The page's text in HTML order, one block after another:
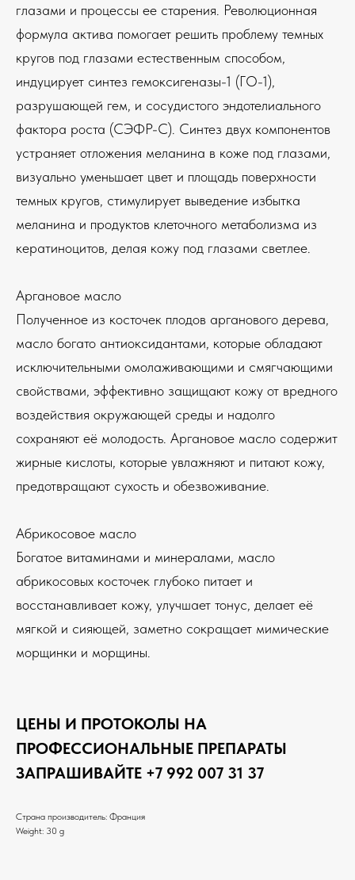
глазами и процессы ее старения. Революционная
формула актива помогает решить проблему темных
кругов под глазами естественным способом,
индуцирует синтез гемоксигеназы-1 (ГО-1),
разрушающей гем, и сосудистого эндотелиального
фактора роста (СЭФР-С). Синтез двух компонентов
устраняет отложения меланина в коже под глазами,
визуально уменьшает цвет и площадь поверхности
темных кругов, стимулирует выведение избытка
меланина и продуктов клеточного метаболизма из
кератиноцитов, делая кожу под глазами светлее.
Аргановое масло
Полученное из косточек плодов арганового дерева,
масло богато антиоксидантами, которые обладают
исключительными омолаживающими и смягчающими
свойствами, эффективно защищают кожу от вредного
воздействия окружающей среды и надолго
сохраняют её молодость. Аргановое масло содержит
жирные кислоты, которые увлажняют и питают кожу,
предотвращают сухость и обезвоживание.
Абрикосовое масло
Богатое витаминами и минералами, масло
абрикосовых косточек глубоко питает и
восстанавливает кожу, улучшает тонус, делает её
мягкой и сияющей, заметно сокращает мимические
морщинки и морщины.
ЦЕНЫ И ПРОТОКОЛЫ НА
ПРОФЕССИОНАЛЬНЫЕ ПРЕПАРАТЫ
ЗАПРАШИВАЙТЕ +7 992 007 31 37
Страна производитель: Франция
Weight: 30 g